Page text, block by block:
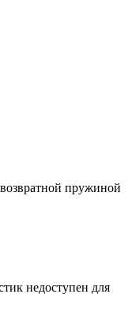
пружиной
недоступен для